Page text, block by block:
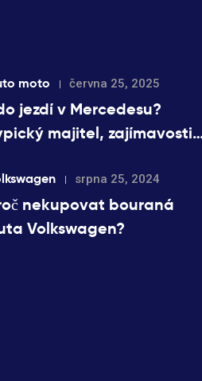
moto června 25, 2025
jezdí v Mercedesu?
majitel, zajímavosti
srpna 25, 2024
nekupovat bouraná
Volkswagen?